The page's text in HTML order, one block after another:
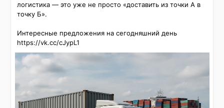
логистика — это уже не просто «доставить из точки А в
точку Б».
Интересные предложения на сегодняшний день
https://vk.cc/cJypL1